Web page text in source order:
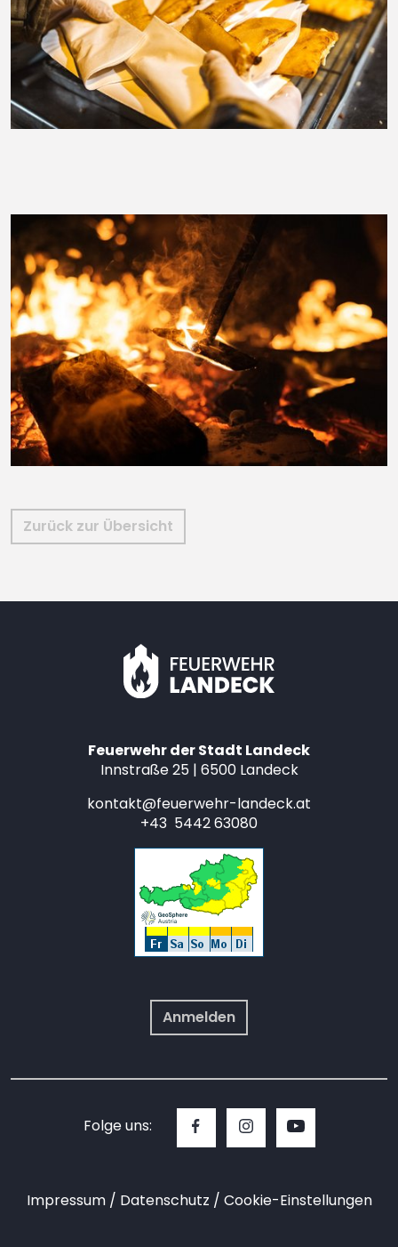
Zurück zur Übersicht
Feuerwehr der Stadt Landeck
Innstraße 25 | 6500 Landeck
kontakt@feuerwehr-landeck.at
+43 5442 63080
Anmelden
Folge uns:
Impressum Datenschutz Cookie-Einstellungen